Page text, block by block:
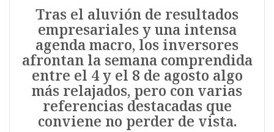
Tras el aluvión de resultados
empresariales y una intensa
agenda macro, los inversores
afrontan la semana comprendida
entre el 4 y el 8 de agosto algo
más relajados, pero con varias
referencias destacadas que
conviene no perder de vista.